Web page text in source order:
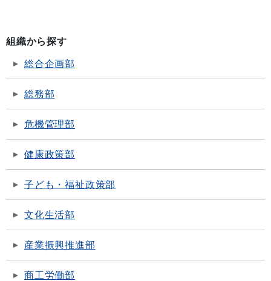
組織から探す
総合企画部
総務部
危機管理部
健康政策部
子ども・福祉政策部
文化生活部
産業振興推進部
商工労働部